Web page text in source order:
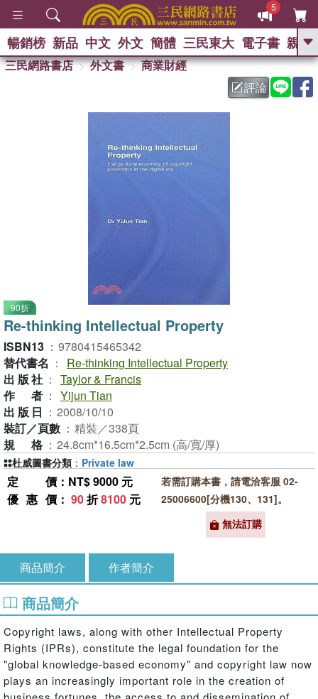
5
GO
暢銷榜 新品 中文 外文 簡體 三民東大 電子書 親子
三民網路書店 外文書
商業財經
評論
90折
Re-thinking Intellectual Property
ISBN13 ： 9780415465342
替代書名 ：
Re-thinking Intellectual Property
出版社 ： Taylor & Francis
作者 ： Yijun Tian
出版日 ： 2008/10/10
裝訂／頁數 ： 精裝／338頁
規格 ： 24.8cm*16.5cm*2.5cm (高/寬/厚)
定價 ：NT$ 9000 元
優惠價 ： 90折8100 元
若需訂購本書，請電洽客服 02-
25006600[分機130、131]。
無法訂購
杜威圖書分類 ： Private law
商品簡介 作者簡介
商品簡介
Copyright laws, along with other Intellectual Property
Rights (IPRs), constitute the legal foundation for the
"global knowledge-based economy" and copyright law now
plays an increasingly important role in the creation of